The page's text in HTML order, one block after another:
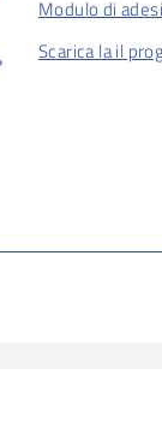
Modulo di
Scarica la il